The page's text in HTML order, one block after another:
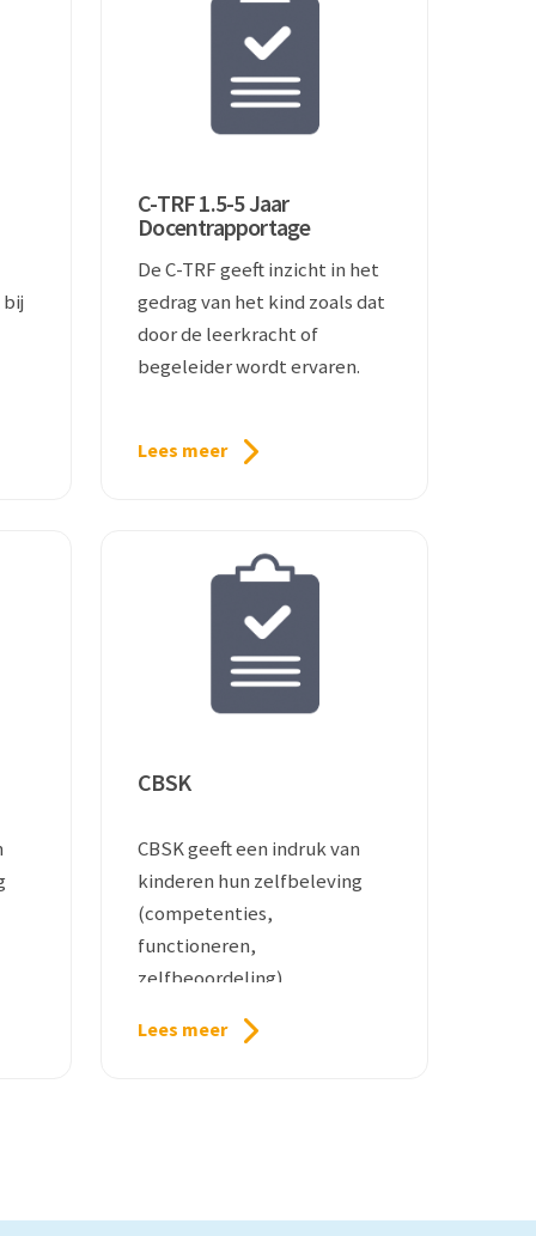
C-TRF 1.5-5 Jaar
Docentrapportage
De C-TRF geeft inzicht in het
gedrag van het kind zoals dat
door de leerkracht of
begeleider wordt ervaren.
Lees meer
CBSK
CBSK geeft een indruk van
kinderen hun zelfbeleving
(competenties,
functioneren,
zelfbeoordeling).
Lees meer